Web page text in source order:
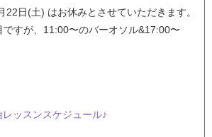
22日(土) はお休みとさせていただきます。
すが、11:00〜のバーオソル&17:00〜
ッスンスケジュール♪